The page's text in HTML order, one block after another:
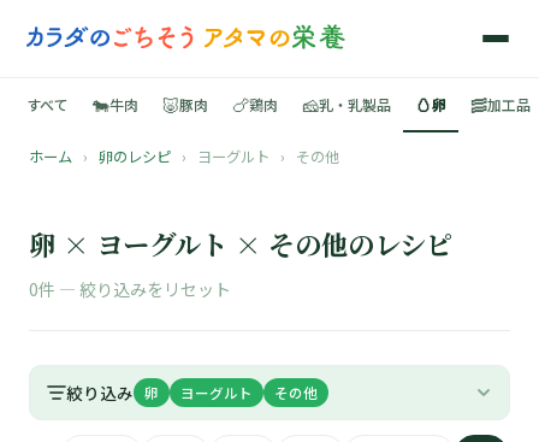
📚
🐄
🐷
すべて 🐄牛肉 🐷豚肉 🍗鶏肉 🧀乳・乳製品 🥚卵 🥓加工品
ホーム › 卵のレシピ › ヨーグルト › その他
卵 × ヨーグルト × その他のレシピ
0件 — 絞り込みをリセット
絞り込み 卵 ヨーグルト その他